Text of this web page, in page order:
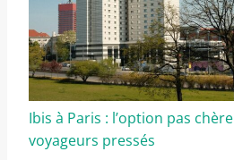
Ibis à Paris : l’option pas
voyageurs pressés